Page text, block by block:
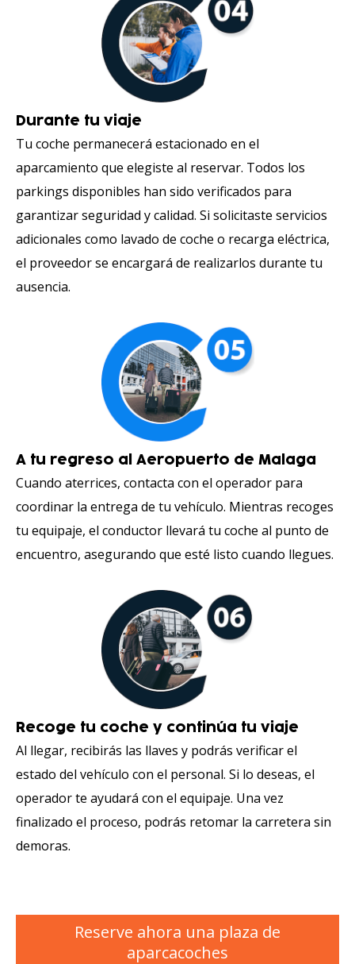
Durante tu viaje
Tu coche permanecerá estacionado en el
aparcamiento que elegiste al reservar. Todos los
parkings disponibles han sido verificados para
garantizar seguridad y calidad. Si solicitaste servicios
adicionales como lavado de coche o recarga eléctrica,
el proveedor se encargará de realizarlos durante tu
ausencia.
A tu regreso al Aeropuerto de Malaga
Cuando aterrices, contacta con el operador para
coordinar la entrega de tu vehículo. Mientras recoges
tu equipaje, el conductor llevará tu coche al punto de
encuentro, asegurando que esté listo cuando llegues.
Recoge tu coche y continúa tu viaje
Al llegar, recibirás las llaves y podrás verificar el
estado del vehículo con el personal. Si lo deseas, el
operador te ayudará con el equipaje. Una vez
finalizado el proceso, podrás retomar la carretera sin
demoras.
Reserve ahora una plaza de
aparcacoches